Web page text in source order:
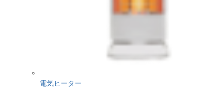
電気ヒーター